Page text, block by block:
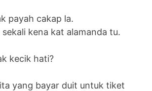
payah cakap la.
sekali kena kat alamanda tu.
kecik hati?
yang bayar duit untuk tiket